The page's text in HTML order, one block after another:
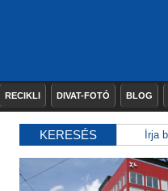
RECIKLI DIVAT-FOTÓ BLOG
KERESÉS